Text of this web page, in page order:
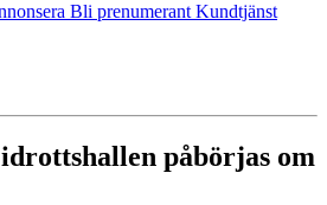
Bli prenumerant Kundtjänst
påbörjas om